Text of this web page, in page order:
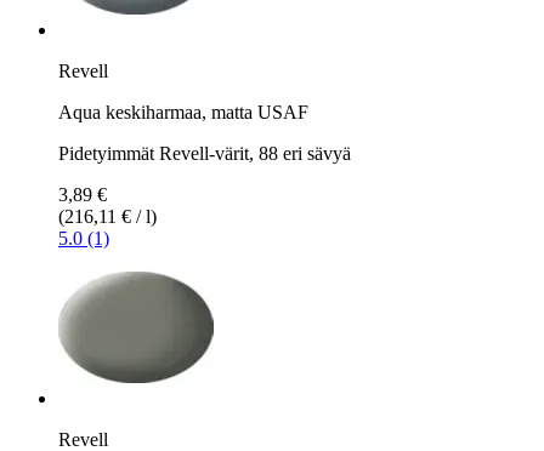
Revell
Aqua keskiharmaa, matta USAF
Pidetyimmät Revell-värit, 88 eri sävyä
3,89 €
(216,11 € / l)
5.0 (1)
Revell